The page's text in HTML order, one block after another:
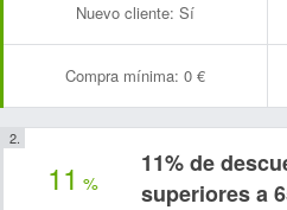
Nuevo cliente: Sí
Compra mínima: 0 €
11 %
11% de
superiores a